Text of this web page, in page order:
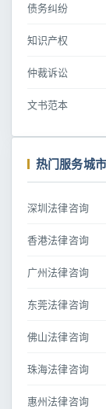
债务纠纷
知识产权
仲裁诉讼
文书范本
热门服务城市
深圳法律咨询
香港法律咨询
广州法律咨询
东莞法律咨询
佛山法律咨询
珠海法律咨询
惠州法律咨询